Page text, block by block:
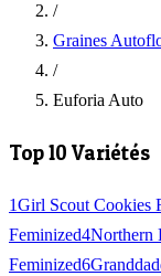
/
Graines
/
Euforia Auto
Top 10 Variétés
1Girl Scout Cookies
Feminized4Northern
Feminized6